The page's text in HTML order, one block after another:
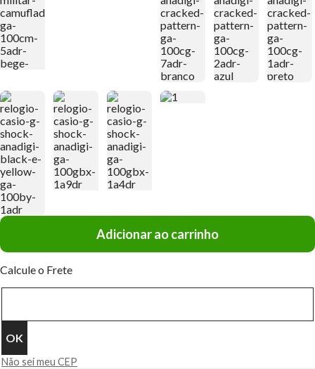
Adicionar ao carrinho
Calcule o Frete
Não sei meu CEP